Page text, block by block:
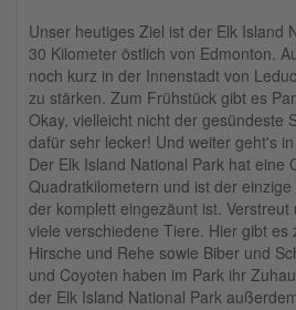
Unser heutiges Ziel ist der Elk Island
30 Kilometer östlich von Edmonton.
noch kurz in der Innenstadt von
zu stärken. Zum Frühstück gibt es
Okay, vielleicht nicht der gesündeste
dafür sehr lecker! Und weiter geht's
Der Elk Island National Park hat eine
Quadratkilometern und ist der
der komplett eingezäunt ist.
viele verschiedene Tiere. Hier gibt es
Hirsche und Rehe sowie Biber und
und Coyoten haben im Park ihr
der Elk Island National Park